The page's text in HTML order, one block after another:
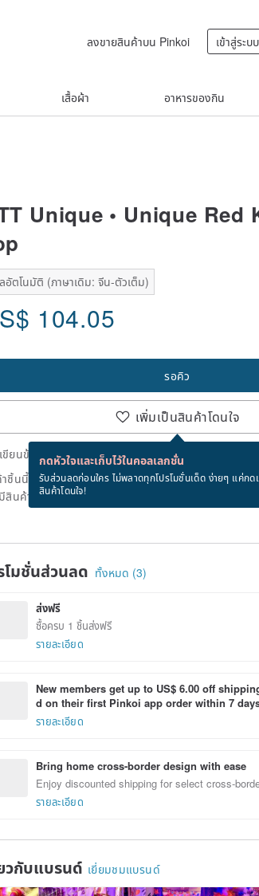
ลงขายสินค้าบน Pinkoi เข้าสู่ระ
เสื้อผ้า อาหารของกิน
Unique • Unique Red
อัตโนมัติ (ภาษาเดิม: จีน-ตัวเต็ม)
104.05
รอคิว
เพิ่มเป็นสินค้าโดนใจ
กดหัวใจและเก็บไว้ในคอลเลกชั่น
รับส่วนลดก่อนใคร ไม่พลาดทุกโปรโมชั่นเด็ด ง่ายๆ แค่กด
สินค้าโดนใจ!
เขียนข้อความและส่ง eCard ฟรีเมื่อซื้อสินค้า!
ชิ้นนี้ขายหมดแล้ว แต่คุณสามารถกดปุ่ม "รอคิว" และเ
สินค้าพร้อมขาย
โมชั่นส่วนลด ทั้งหมด (3)
ส่งฟรี
ซื้อครบ 1 ชิ้นส่งฟรี
รายละเอียด
New members get up to US$ 6.00 off
d on their first Pinkoi app order within 7
รายละเอียด
Bring home cross-border design with ease
Enjoy discounted shipping for select cross-
รายละเอียด
วกับแบรนด์ เยี่ยมชมแบรนด์